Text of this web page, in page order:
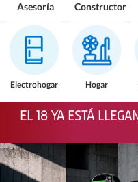
Asesoría Constructor
Electrohogar Hogar
EL 18 YA ESTÁ